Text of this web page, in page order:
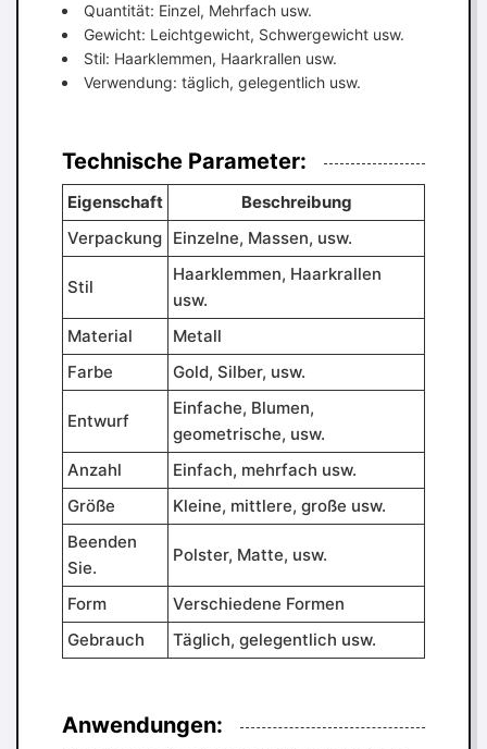
Quantität: Einzel, Mehrfach usw.
Gewicht: Leichtgewicht, Schwergewicht usw.
Stil: Haarklemmen, Haarkrallen usw.
Verwendung: täglich, gelegentlich usw.
Technische Parameter:
Eigenschaft
Beschreibung
Verpackung Einzelne, Massen, usw.
Stil
Haarklemmen, Haarkrallen
usw.
Material
Metall
Farbe
Gold, Silber, usw.
Entwurf
Einfache, Blumen,
geometrische, usw.
Anzahl
Einfach, mehrfach usw.
Größe
Kleine, mittlere, große usw.
Beenden
Sie.
Polster, Matte, usw.
Form
Verschiedene Formen
Gebrauch
Täglich, gelegentlich usw.
Anwendungen: